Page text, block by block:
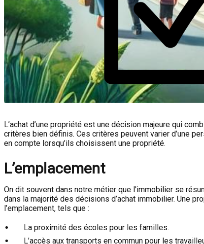
L’achat d’une propriété est une décision majeure qui
critères bien définis. Ces critères peuvent varier d’une
en compte lorsqu’ils choisissent une propriété.
L’emplacement
On dit souvent dans notre métier que l'immobilier se
dans la majorité des décisions d’achat immobilier. Une
l’emplacement, tels que :
La proximité des écoles pour les familles.
L’accès aux transports en commun pour les